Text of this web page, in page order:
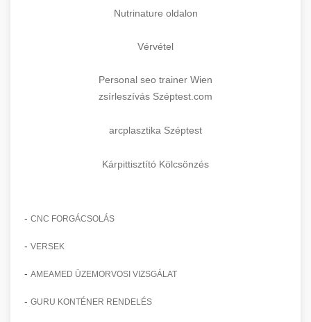
Nutrinature oldalon
Vérvétel
Personal seo trainer Wien
zsírleszívás Széptest.com
arcplasztika Széptest
Kárpittisztító Kölcsönzés
- CNC FORGÁCSOLÁS
- VERSEK
- AMEAMED ÜZEMORVOSI VIZSGÁLAT
- GURU KONTÉNER RENDELÉS